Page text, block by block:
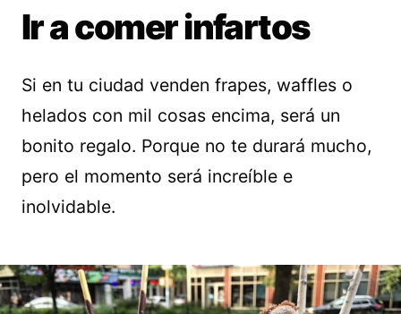
Ir a comer infartos
Si en tu ciudad venden frapes, waffles o
helados con mil cosas encima, será un
bonito regalo. Porque no te durará mucho,
pero el momento será increíble e
inolvidable.